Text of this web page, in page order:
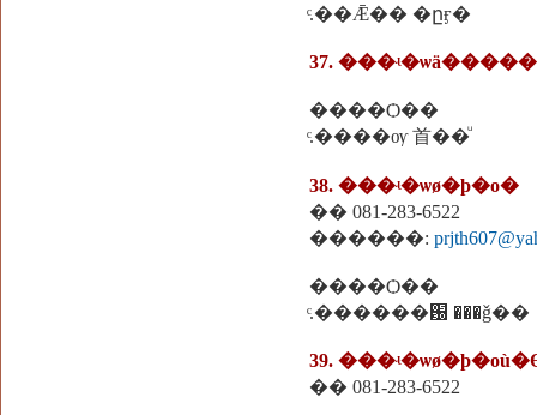
ͨ.��Ǣ�� �ըӻ�
37.
����Ѻ��
ͨ.����ѹ ⾸��ͧ
38. ���ʵ�ѡø�þ�о�
�� 081-283-6522
������:
����Ѻ��
ͨ.������԰ ���ǧ��
39.
�� 081-283-6522